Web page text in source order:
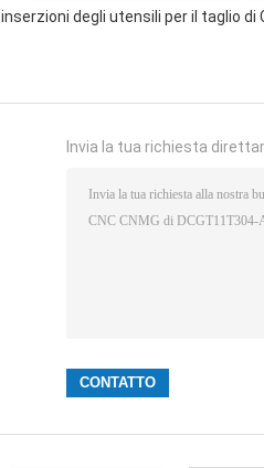
inserzioni degli utensili per il taglio di
Invia la tua richiesta